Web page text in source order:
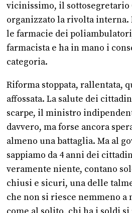
vicinissimo, il sottosegretario
organizzato la rivolta
le farmacie dei
farmacista e ha in mano i
categoria.
Riforma stoppata, rallentata,
affossata. La salute dei
scarpe, il ministro
davvero, ma forse ancora
almeno una battaglia. Ma al
sappiamo da 4 anni dei
veramente niente, contano
chiusi e sicuri, una delle
che non si riesce nemmeno a